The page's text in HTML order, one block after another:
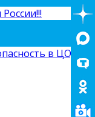
в ЦОД